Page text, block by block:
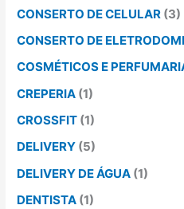
CONSERTO DE CELULAR (3)
CONSERTO DE
COSMÉTICOS E
CREPERIA (1)
CROSSFIT (1)
DELIVERY (5)
DELIVERY DE ÁGUA (1)
DENTISTA (1)